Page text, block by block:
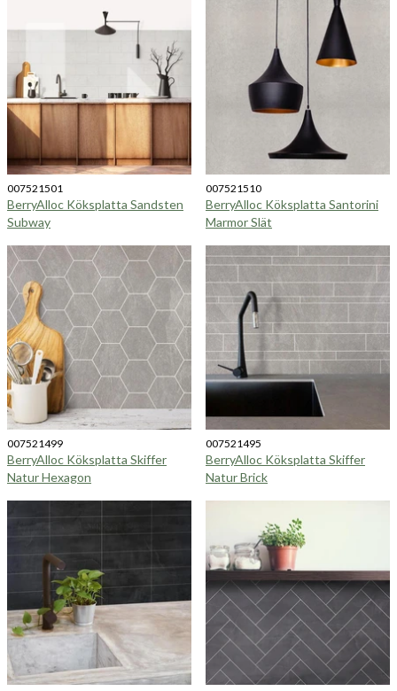
007521501
BerryAlloc Köksplatta Sandsten
Subway
007521510
BerryAlloc Köksplatta Santorini
Marmor Slät
007521499
BerryAlloc Köksplatta Skiffer
Natur Hexagon
007521495
BerryAlloc Köksplatta Skiffer
Natur Brick